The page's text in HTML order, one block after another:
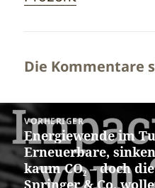
Die Kommentare
Beitragsnavigation
VORHERIGER
Vorheriger
Beitrag:
Energiewende im
Erneuerbare,
kaum CO₂ – doch